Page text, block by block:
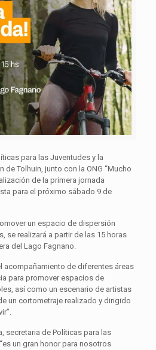
para las Juventudes y la
de Tolhuin, junto con la ONG “Mucho
de la primera jornada
para el próximo sábado 9 de
un espacio de dispersión
se realizará a partir de las 15 horas
del Lago Fagnano.
acompañamiento de diferentes áreas
para promover espacios de
así como un escenario de artistas
un cortometraje realizado y dirigido
secretaria de Políticas para las
un gran honor para nosotros